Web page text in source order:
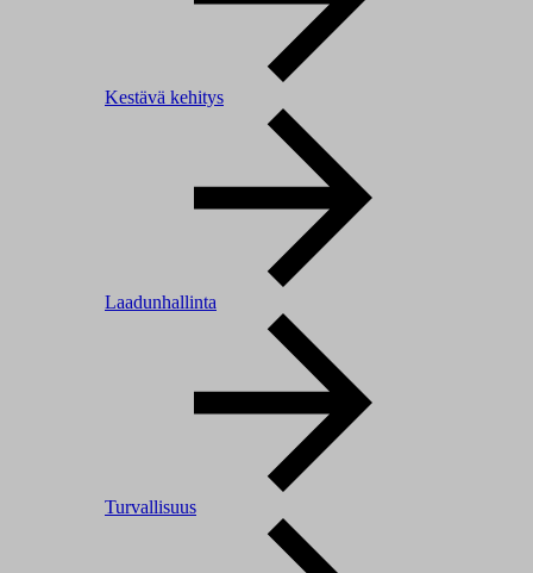
Kestävä kehitys
Laadunhallinta
Turvallisuus